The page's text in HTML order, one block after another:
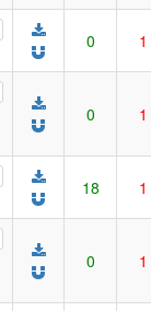
0 1
0 1
18 1
0 1